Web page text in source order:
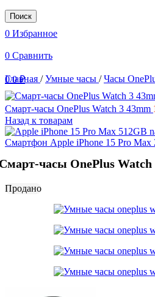
Поиск
0 Избранное
0 Сравнить
00₽
Главная / Умные часы / Часы
Смарт-часы OnePlus Watch 3 43mm
Назад к товарам
Смартфон Apple iPhone 15 Pro Max
часы OnePlus Watch
Продано